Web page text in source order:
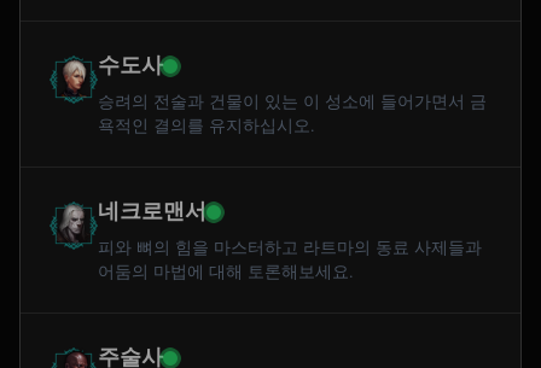
수도사
승려의 전술과 건물이 있는 이 성소에 들어가면서 금
욕적인 결의를 유지하십시오.
네크로맨서
피와 뼈의 힘을 마스터하고 라트마의 동료 사제들과
어둠의 마법에 대해 토론해보세요.
주술사